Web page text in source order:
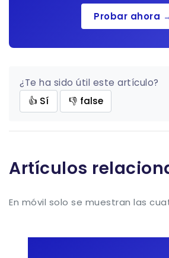
Probar ahora
¿Te ha sido útil este artículo?
👍 Sí
👎 false
Artículos
En móvil solo se muestran las